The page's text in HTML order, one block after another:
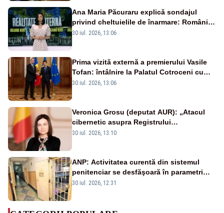
Ana Maria Păcuraru explică sondajul
privind cheltuielile de înarmare: Românii
cer transparență în achiziții și un echilibru
30 iul. 2026, 13:06
Prima vizită externă a premierului Vasile
Tofan: întâlnire la Palatul Cotroceni cu
președintele Nicușor Dan
30 iul. 2026, 13:06
Veronica Grosu (deputat AUR): „Atacul
cibernetic asupra Registrului
Proprietăților transmite un semnal de
30 iul. 2026, 13:10
ANP: Activitatea curentă din sistemul
penitenciar se desfăşoară în parametri
normali
30 iul. 2026, 12:31